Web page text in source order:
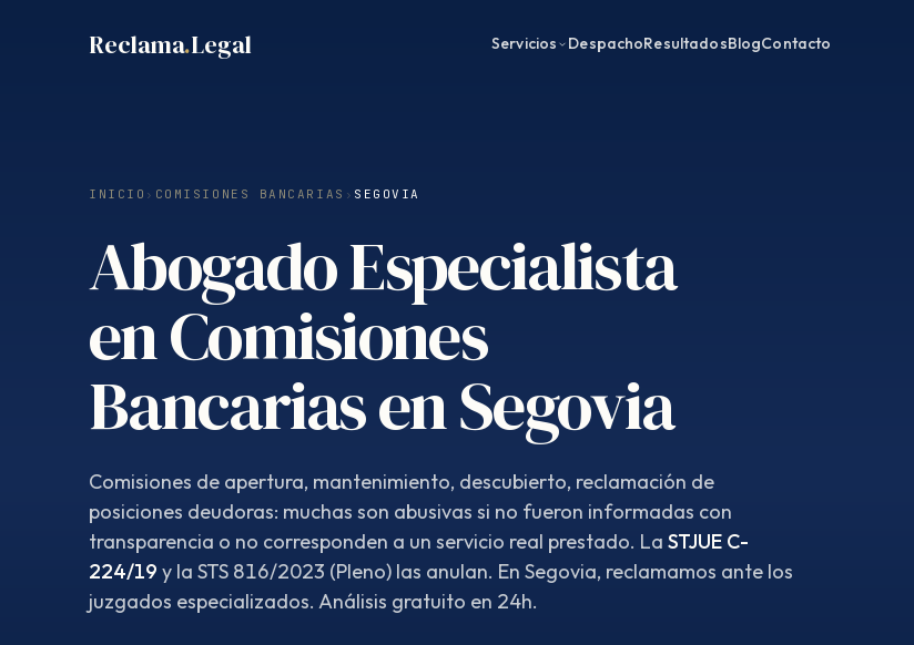
Reclama.Legal Servicios DespachoResultadosBlogContacto
INICIO › COMISIONES BANCARIAS › SEGOVIA
Abogado Especialista
en Comisiones
Bancarias en Segovia
Comisiones de apertura, mantenimiento, descubierto, reclamación de
posiciones deudoras: muchas son abusivas si no fueron informadas con
transparencia o no corresponden a un servicio real prestado. La STJUE C-
224/19 y la STS 816/2023 (Pleno) las anulan. En Segovia, reclamamos ante los
juzgados especializados. Análisis gratuito en 24h.